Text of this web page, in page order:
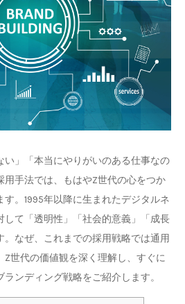
い」「本当にやりがいのある仕事なの
手法では、もはやZ世代の心をつか
。1995年以降に生まれたデジタルネ
して「透明性」「社会的意義」「成長
なぜ、これまでの採用戦略では通用
Z世代の価値観を深く理解し、すぐに
ンディング戦略をご紹介します。